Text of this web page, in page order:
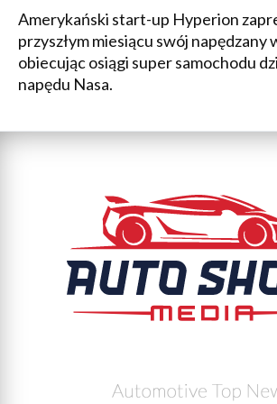
Amerykański start-up Hyperion
przyszłym miesiącu swój napędzany
obiecując osiągi super samochodu
napędu Nasa.